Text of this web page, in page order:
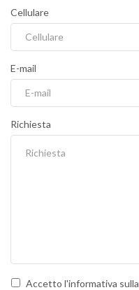
Cellulare
E-mail
Richiesta
Accetto l'informativa sulla